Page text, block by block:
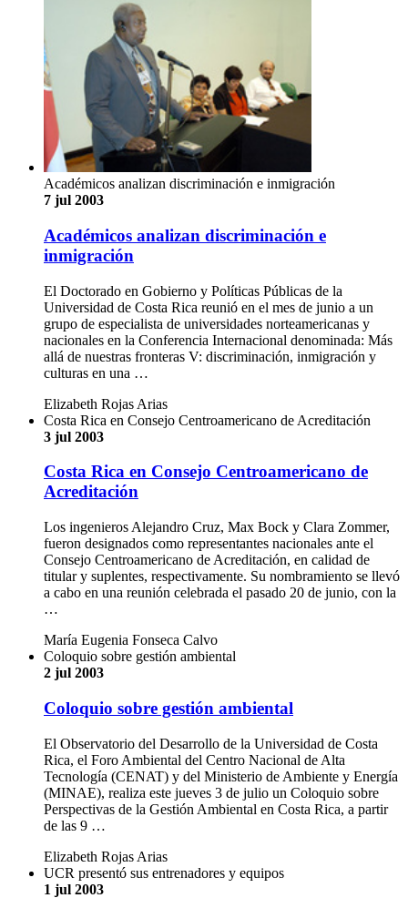
Académicos analizan discriminación e inmigración
7 jul 2003
Académicos analizan discriminación e
inmigración
El Doctorado en Gobierno y Políticas Públicas de la
Universidad de Costa Rica reunió en el mes de junio a un
grupo de especialista de universidades norteamericanas y
nacionales en la Conferencia Internacional denominada: Más
allá de nuestras fronteras V: discriminación, inmigración y
culturas en una …
Elizabeth Rojas Arias
Costa Rica en Consejo Centroamericano de Acreditación
3 jul 2003
Costa Rica en Consejo Centroamericano de
Acreditación
Los ingenieros Alejandro Cruz, Max Bock y Clara Zommer,
fueron designados como representantes nacionales ante el
Consejo Centroamericano de Acreditación, en calidad de
titular y suplentes, respectivamente. Su nombramiento se llevó
a cabo en una reunión celebrada el pasado 20 de junio, con la
…
María Eugenia Fonseca Calvo
Coloquio sobre gestión ambiental
2 jul 2003
Coloquio sobre gestión ambiental
El Observatorio del Desarrollo de la Universidad de Costa
Rica, el Foro Ambiental del Centro Nacional de Alta
Tecnología (CENAT) y del Ministerio de Ambiente y Energía
(MINAE), realiza este jueves 3 de julio un Coloquio sobre
Perspectivas de la Gestión Ambiental en Costa Rica, a partir
de las 9 …
Elizabeth Rojas Arias
UCR presentó sus entrenadores y equipos
1 jul 2003